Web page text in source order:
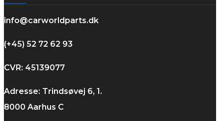
info@carworldparts.dk
(+45) 52 72 62 93
CVR: 45139077
Adresse: Trindsøvej 6, 1.
8000 Aarhus C